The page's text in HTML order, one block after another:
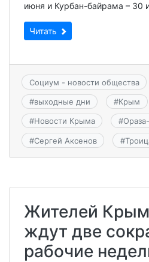
июня и Курбан-байрама – 30
Читать
Социум - новости общества
#выходные дни #Крым
#Новости Крыма #
#Сергей Аксенов #
Жителей
ждут две
рабочие